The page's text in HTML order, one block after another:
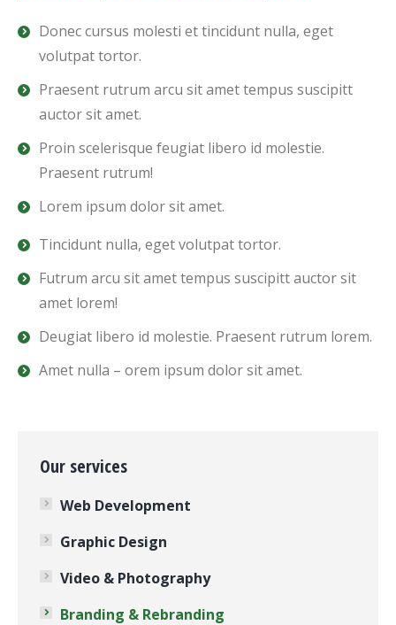
Donec cursus molesti et tincidunt nulla, eget
volutpat tortor.
Praesent rutrum arcu sit amet tempus suscipitt
auctor sit amet.
Proin scelerisque feugiat libero id molestie.
Praesent rutrum!
Lorem ipsum dolor sit amet.
Tincidunt nulla, eget volutpat tortor.
Futrum arcu sit amet tempus suscipitt auctor sit
amet lorem!
Deugiat libero id molestie. Praesent rutrum lorem.
Amet nulla – orem ipsum dolor sit amet.
Our services
Web Development
Graphic Design
Video & Photography
Branding & Rebranding